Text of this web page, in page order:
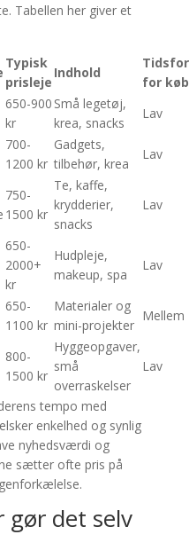
Tabellen her giver et
Typisk
prisleje
Indhold
for
650-900
kr
Små legetøj,
krea, snacks
Lav
700-
1200 kr
Gadgets,
tilbehør, krea
Lav
750-
1500 kr
Te, kaffe,
krydderier,
snacks
Lav
650-
2000+
kr
Hudpleje,
makeup, spa
Lav
650-
1100 kr
Materialer og
mini-projekter
Mellem
800-
1500 kr
Hyggeopgaver,
små
overraskelser
Lav
tempo med
enkelhed og synlig
nyhedsværdi og
sætter ofte pris på
det selv